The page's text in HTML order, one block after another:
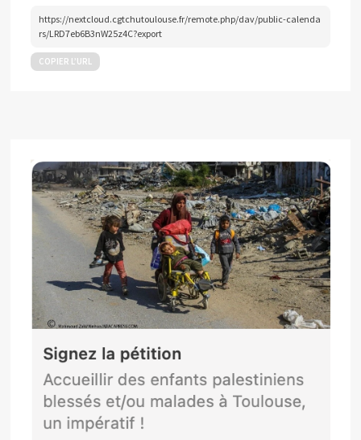
https://nextcloud.cgtchutoulouse.fr/remote.php/dav/public-calenda
rs/LRD7eb6B3nW25z4C?export
COPIER L’URL